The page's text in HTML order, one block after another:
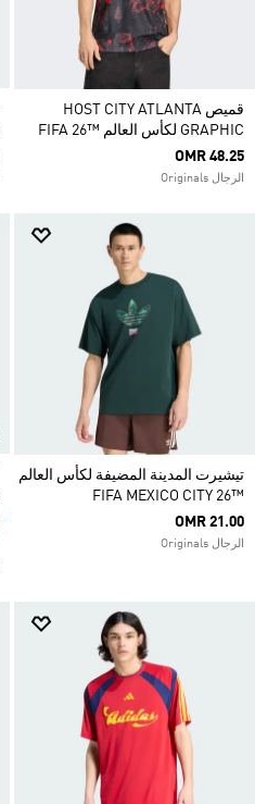
قميص HOST CITY ATLANTA
GRAPHIC لكأس العالم ™26 FIFA
OMR 48.25
الرجال Originals
تيشيرت المدينة المضيفة لكأس العالم
™26 FIFA MEXICO CITY
OMR 21.00
الرجال Originals